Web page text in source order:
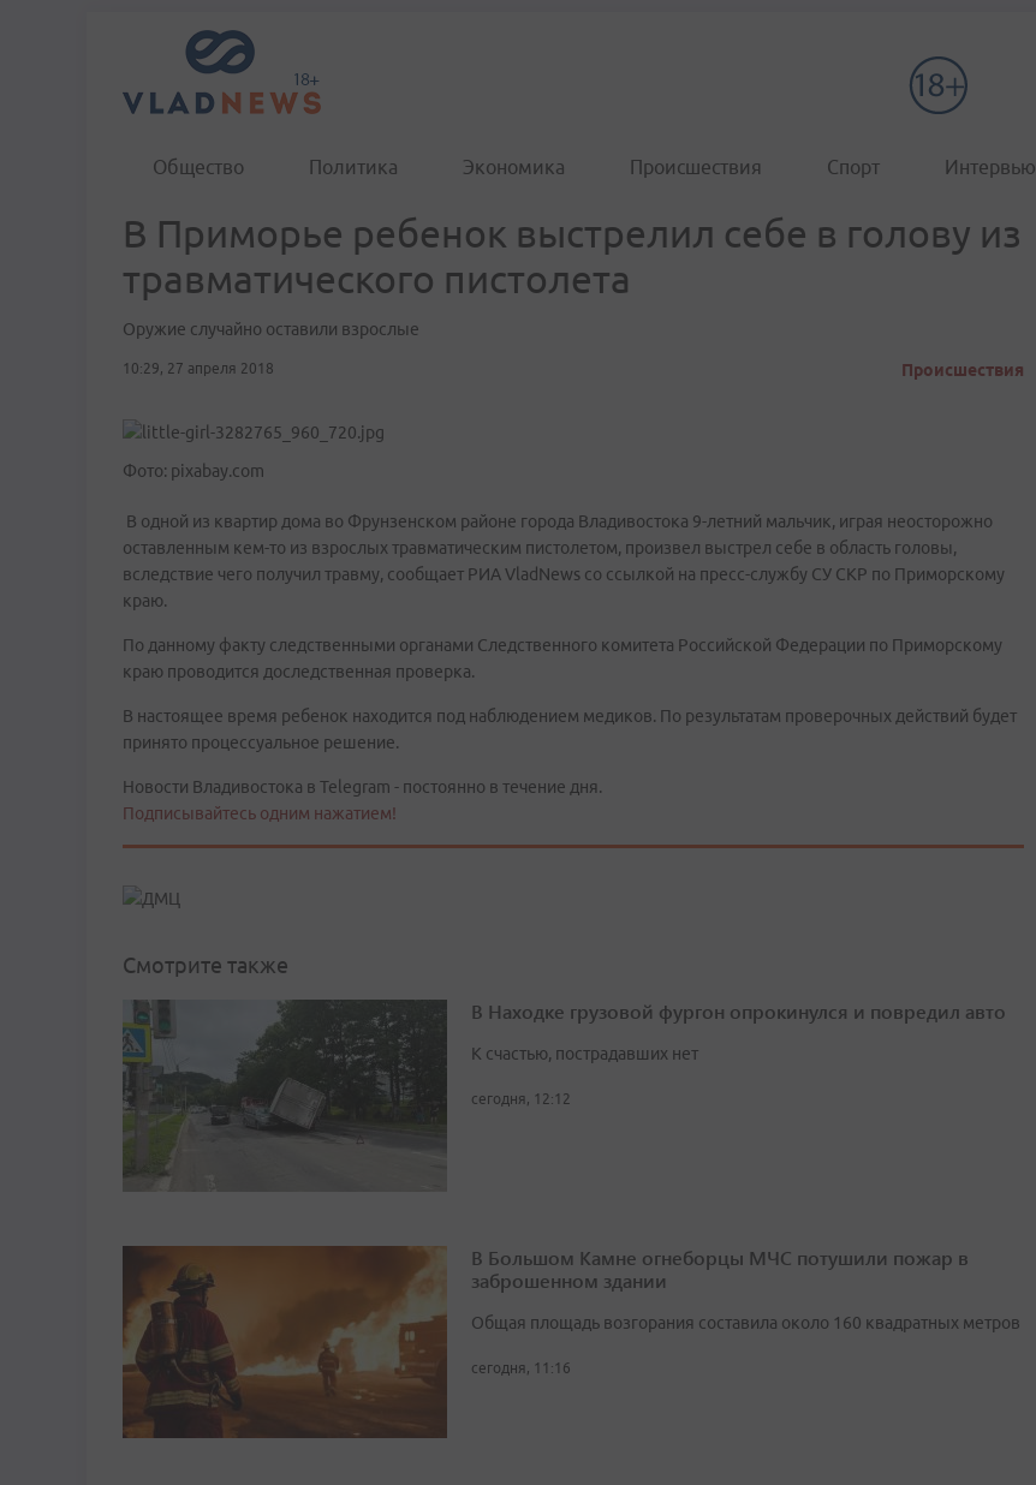
Общество Политика Экономика Происшествия Спорт Интервью
В Приморье ребенок выстрелил себе в голову из
травматического пистолета
Оружие случайно оставили взрослые
10:29, 27 апреля 2018 Происшествия
Фото: pixabay.com
В одной из квартир дома во Фрунзенском районе города Владивостока 9-летний мальчик, играя неосторожно
оставленным кем-то из взрослых травматическим пистолетом, произвел выстрел себе в область головы,
вследствие чего получил травму, сообщает РИА VladNews со ссылкой на пресс-службу СУ СКР по Приморскому
краю.
По данному факту следственными органами Следственного комитета Российской Федерации по Приморскому
краю проводится доследственная проверка.
В настоящее время ребенок находится под наблюдением медиков. По результатам проверочных действий будет
принято процессуальное решение.
Новости Владивостока в Telegram - постоянно в течение дня.
Подписывайтесь одним нажатием!
Смотрите также
В Находке грузовой фургон опрокинулся и повредил авто
К счастью, пострадавших нет
сегодня, 12:12
В Большом Камне огнеборцы МЧС потушили пожар в
заброшенном здании
Общая площадь возгорания составила около 160 квадратных метров
сегодня, 11:16